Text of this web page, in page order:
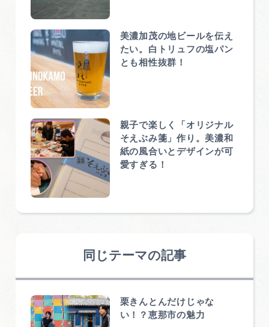
美濃加茂の地ビールを伝え
たい。白トリュフの塩パン
とも相性抜群！
親子で楽しく「オリジナル
そえぶみ箋」作り。美濃和
紙の風合いとデザインが可
愛すぎる！
同じテーマの記事
栗きんとんだけじゃな
い！？恵那市の魅力